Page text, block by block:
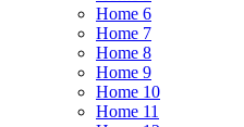
Home 6
Home 7
Home 8
Home 9
Home 10
Home 11